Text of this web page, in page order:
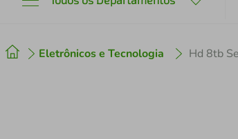
Eletrônicos e Tecnologia Hd 8tb
2º cafeteira